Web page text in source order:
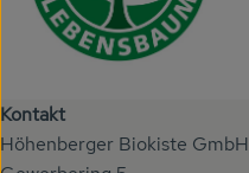
Kontakt
Höhenberger Biokiste GmbH